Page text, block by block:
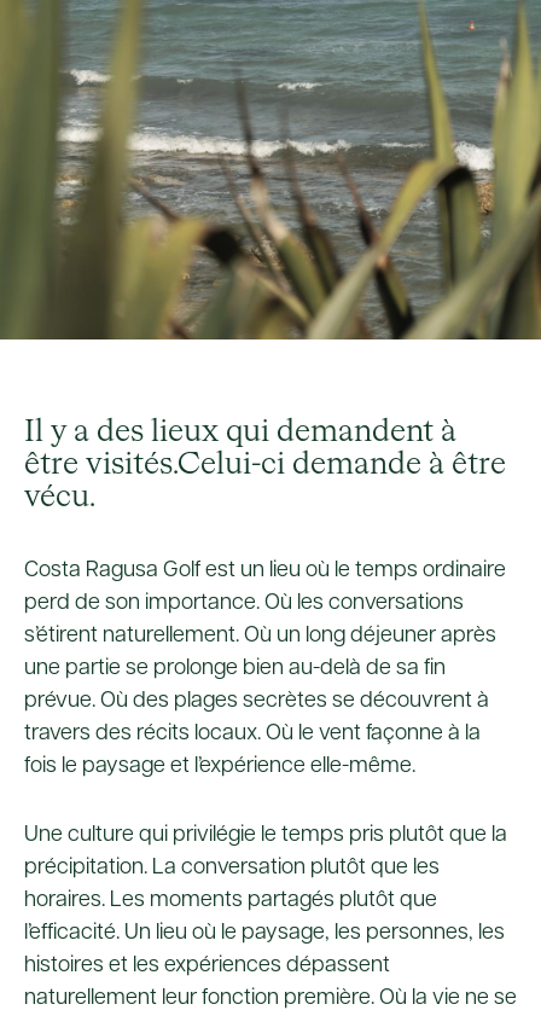
Il y a des lieux qui demandent à
être visités.Celui-ci demande à être
vécu.
Costa Ragusa Golf est un lieu où le temps ordinaire
perd de son importance. Où les conversations
s’étirent naturellement. Où un long déjeuner après
une partie se prolonge bien au-delà de sa fin
prévue. Où des plages secrètes se découvrent à
travers des récits locaux. Où le vent façonne à la
fois le paysage et l’expérience elle-même.
Une culture qui privilégie le temps pris plutôt que la
précipitation. La conversation plutôt que les
horaires. Les moments partagés plutôt que
l’efficacité. Un lieu où le paysage, les personnes, les
histoires et les expériences dépassent
naturellement leur fonction première. Où la vie ne se